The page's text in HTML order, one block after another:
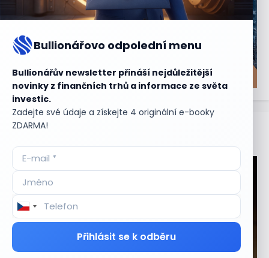
Bullionářovo odpolední menu
Bullionářův newsletter přináší nejdůležitější
novinky z finančních trhů a informace ze světa
investic.
Zadejte své údaje a získejte 4 originální e-booky
ZDARMA!
Přihlásit se k odběru
Aktuální